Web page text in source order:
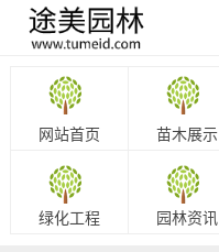
网站首页 苗木展示
绿化工程 园林资讯